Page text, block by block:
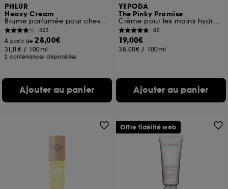
PHLUR
Heavy Cream
Brume parfumée pour cheveux et corps
523
À partir de28,00€
31,11€ / 100ml
2 contenances disponibles
Ajouter au panier
YEPODA
The Pinky Promise
Crème pour les mains hydratante aux céramides
80
19,00€
38,00€ / 100ml
Ajouter au panier
Offre fidélité web